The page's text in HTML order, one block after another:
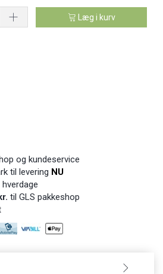
Læg i kurv
og kundeservice
til levering NU
til GLS pakkeshop